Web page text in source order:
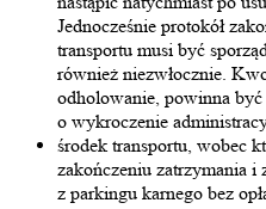
Jednocześnie protokół
transportu musi być
również niezwłocznie.
odholowanie, powinna
o wykroczenie
środek transportu, wobec
zakończeniu zatrzymania
z parkingu karnego bez